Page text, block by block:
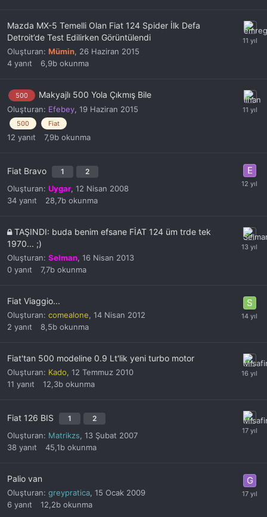
Mazda MX-5 Temelli Olan Fiat 124 Spider İlk Defa
Detroit’de Test Edilirken Görüntülendi
Oluşturan: Mümin, 26 Haziran 2015
4 yanıt 6,9b okunma
500 Makyajlı 500 Yola Çıkmış Bile
Oluşturan: Efebey, 19 Haziran 2015
500 Fiat
12 yanıt 7,9b okunma
Fiat Bravo 1 2
Oluşturan: Uygar, 12 Nisan 2008
34 yanıt 28,7b okunma
TAŞINDI: buda benim efsane FİAT 124 üm trde tek
1970... ;)
Oluşturan: Selman, 16 Nisan 2013
0 yanıt 7,7b okunma
Fiat Viaggio...
Oluşturan: comealone, 14 Nisan 2012
2 yanıt 8,5b okunma
Fiat'tan 500 modeline 0.9 Lt'lik yeni turbo motor
Oluşturan: Kado, 12 Temmuz 2010
11 yanıt 12,3b okunma
Fiat 126 BIS 1 2
Oluşturan: Matrikzs, 13 Şubat 2007
38 yanıt 45,1b okunma
Palio van
Oluşturan: greypratica, 15 Ocak 2009
6 yanıt 12,2b okunma